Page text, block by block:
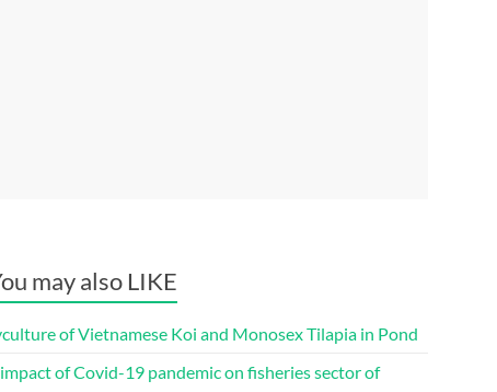
may also LIKE
of Vietnamese Koi and Monosex Tilapia in Pond
of Covid-19 pandemic on fisheries sector of